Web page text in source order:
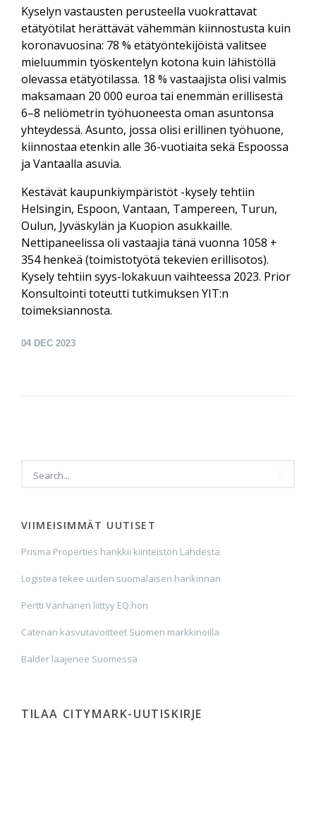
Kyselyn vastausten perusteella vuokrattavat
etätyötilat herättävät vähemmän kiinnostusta kuin
koronavuosina: 78 % etätyöntekijöistä valitsee
mieluummin työskentelyn kotona kuin lähistöllä
olevassa etätyötilassa. 18 % vastaajista olisi valmis
maksamaan 20 000 euroa tai enemmän erillisestä
6–8 neliömetrin työhuoneesta oman asuntonsa
yhteydessä. Asunto, jossa olisi erillinen työhuone,
kiinnostaa etenkin alle 36-vuotiaita sekä Espoossa
ja Vantaalla asuvia.
Kestävät kaupunkiympäristöt -kysely tehtiin
Helsingin, Espoon, Vantaan, Tampereen, Turun,
Oulun, Jyväskylän ja Kuopion asukkaille.
Nettipaneelissa oli vastaajia tänä vuonna 1058 +
354 henkeä (toimistotyötä tekevien erillisotos).
Kysely tehtiin syys-lokakuun vaihteessa 2023. Prior
Konsultointi toteutti tutkimuksen YIT:n
toimeksiannosta.
04 DEC 2023
VIIMEISIMMÄT UUTISET
Prisma Properties hankkii kiinteistön Lahdesta
Logistea tekee uuden suomalaisen hankinnan
Pertti Vanhanen liittyy EQ:hon
Catenan kasvutavoitteet Suomen markkinoilla
Balder laajenee Suomessa
TILAA CITYMARK-UUTISKIRJE